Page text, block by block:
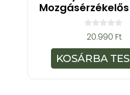
0
a
z
5
-
b
20.990Ft
KOSÁRBA